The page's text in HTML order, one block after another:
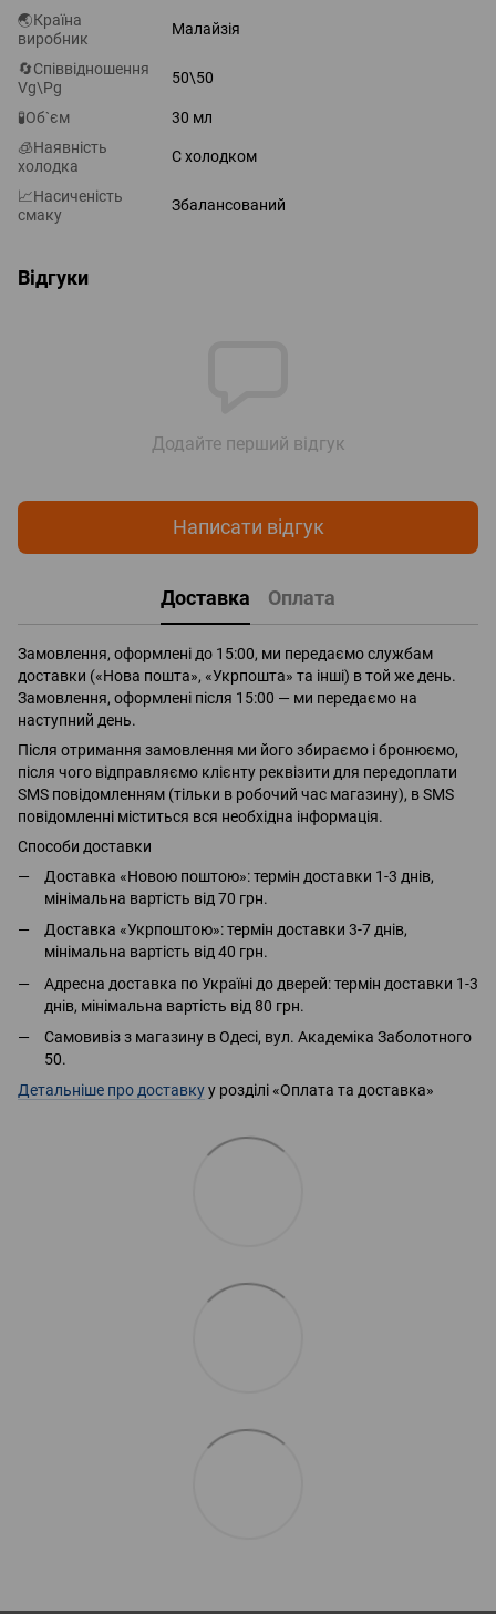
🌏Країна
виробник
Малайзія
🔄Співвідношення
Vg\Pg
50\50
🧪Об`єм
30 мл
🧊Наявність
холодка
С холодком
📈Насиченість
смаку
Збалансований
Відгуки
Додайте перший відгук
Написати відгук
Доставка Оплата
Замовлення, оформлені до 15:00, ми передаємо службам
доставки («Нова пошта», «Укрпошта» та інші) в той же день.
Замовлення, оформлені після 15:00 — ми передаємо на
наступний день.
Після отримання замовлення ми його збираємо і бронюємо,
після чого відправляємо клієнту реквізити для передоплати
SMS повідомленням (тільки в робочий час магазину), в SMS
повідомленні міститься вся необхідна інформація.
Способи доставки
Доставка «Новою поштою»: термін доставки 1-3 днів,
мінімальна вартість від 70 грн.
Доставка «Укрпоштою»: термін доставки 3-7 днів,
мінімальна вартість від 40 грн.
Адресна доставка по Україні до дверей: термін доставки 1-3
днів, мінімальна вартість від 80 грн.
Самовивіз з магазину в Одесі, вул. Академіка Заболотного
50.
Детальніше про доставкуу розділі «Оплата та доставка»